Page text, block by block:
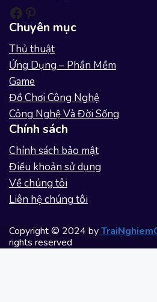
Facebook
Pinterest
Chuyên mục
Thủ thuật
Ứng Dụng – Phần Mềm
Game
Đồ Chơi Công Nghệ
Công Nghệ Và Đời Sống
Chính sách
Chính sách bảo mật
Điều khoản sử dụng
Về chúng tôi
Liên hệ chúng tôi
Copyright © 2024 by
rights reserved